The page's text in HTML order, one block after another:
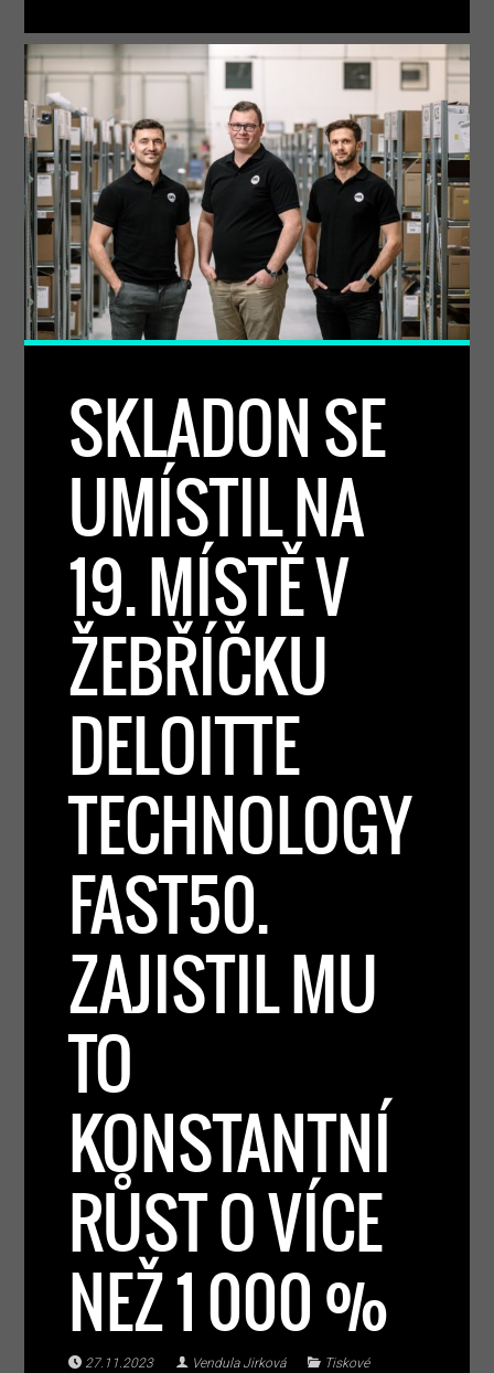
SKLADON SE
UMÍSTIL NA
19. MÍSTĚ V
ŽEBŘÍČKU
DELOITTE
TECHNOLOGY
FAST50.
ZAJISTIL MU
TO
KONSTANTNÍ
RŮST O VÍCE
NEŽ 1 000 %
27.11.2023 Vendula Jirková
Tiskové